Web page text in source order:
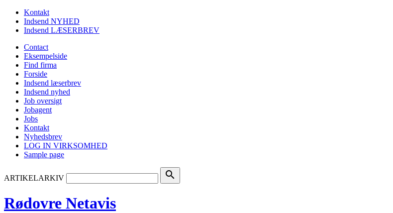
Kontakt
Indsend NYHED
Indsend LÆSERBREV
Contact
Eksempelside
Find firma
Forside
Indsend læserbrev
Indsend nyhed
Job oversigt
Jobagent
Jobs
Kontakt
Nyhedsbrev
LOG IN VIRKSOMHED
Sample page
ARTIKELARKIV search
Rødovre Netavis